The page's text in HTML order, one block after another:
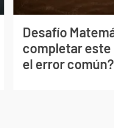
Desafío
completar este
el error común?